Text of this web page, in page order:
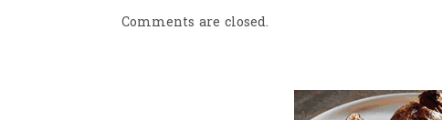
Comments are closed.